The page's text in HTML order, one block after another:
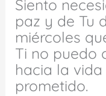
Siento
paz y de Tu
miércoles
Ti no puedo
hacia la
prometido.